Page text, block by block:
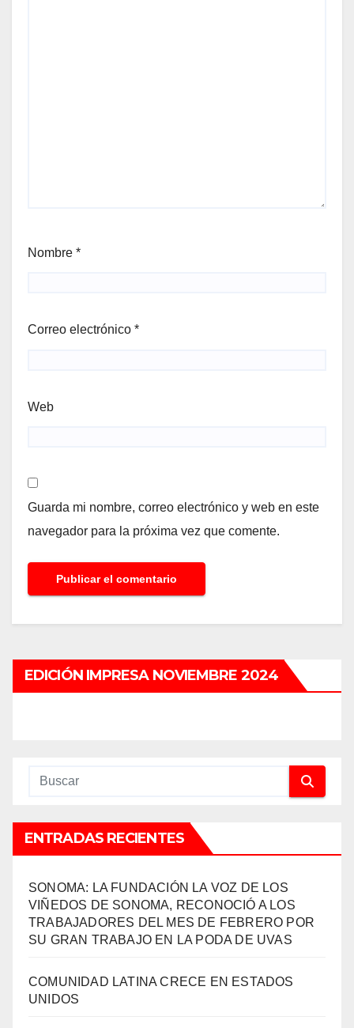
Nombre *
Correo electrónico *
Web
Guarda mi nombre, correo electrónico y web en este
navegador para la próxima vez que comente.
EDICIÓN IMPRESA NOVIEMBRE 2024
ENTRADAS RECIENTES
SONOMA: LA FUNDACIÓN LA VOZ DE LOS
VIÑEDOS DE SONOMA, RECONOCIÓ A LOS
TRABAJADORES DEL MES DE FEBRERO POR
SU GRAN TRABAJO EN LA PODA DE UVAS
COMUNIDAD LATINA CRECE EN ESTADOS
UNIDOS